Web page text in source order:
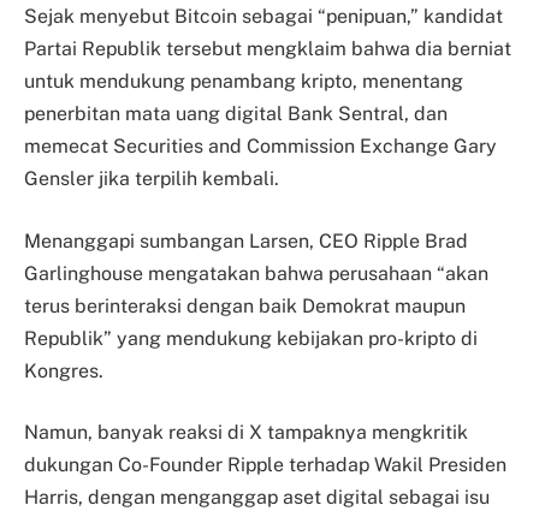
Sejak menyebut Bitcoin sebagai “penipuan,” kandidat
Partai Republik tersebut mengklaim bahwa dia berniat
untuk mendukung penambang kripto, menentang
penerbitan mata uang digital Bank Sentral, dan
memecat Securities and Commission Exchange Gary
Gensler jika terpilih kembali.
Menanggapi sumbangan Larsen, CEO Ripple Brad
Garlinghouse mengatakan bahwa perusahaan “akan
terus berinteraksi dengan baik Demokrat maupun
Republik” yang mendukung kebijakan pro-kripto di
Kongres.
Namun, banyak reaksi di X tampaknya mengkritik
dukungan Co-Founder Ripple terhadap Wakil Presiden
Harris, dengan menganggap aset digital sebagai isu